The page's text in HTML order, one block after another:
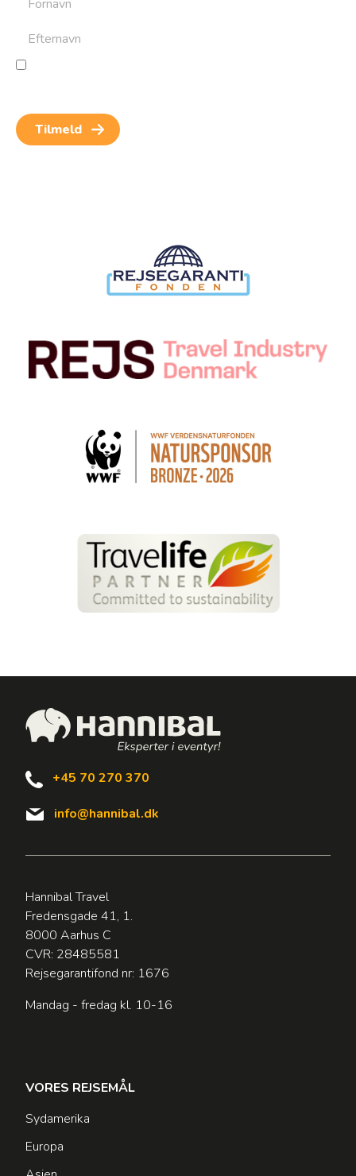
+45 70 270 370
info@hannibal.dk
Hannibal Travel
Fredensgade 41, 1.
8000 Aarhus C
CVR: 28485581
Rejsegarantifond nr: 1676
Mandag - fredag kl. 10-16
VORES REJSEMÅL
Sydamerika
Europa